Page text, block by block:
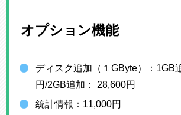
オプション機能
ディスク追加（１GByte）：1GB
円/2GB追加： 28,600円
統計情報：11,000円